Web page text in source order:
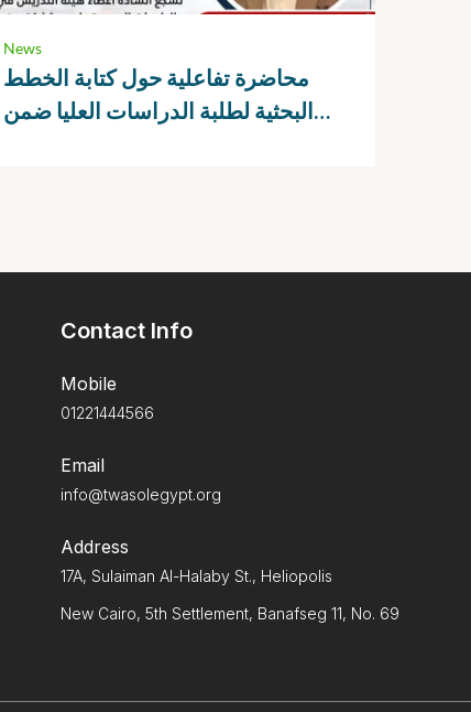
News
محاضرة تفاعلية حول كتابة الخطط
البحثية لطلبة الدراسات العليا ضمن
Contact Info
Mobile
01221444566
Email
info@twasolegypt.org
Address
17A, Sulaiman Al-Halaby St., Heliopolis
New Cairo, 5th Settlement, Banafseg 11, No. 69